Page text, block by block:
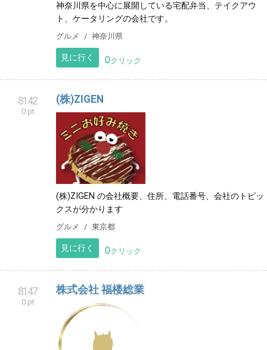
神奈川県を中心に展開している宅配弁当、テイクアウ
ト、ケータリングの会社です。
グルメ 神奈川県
見に行く 0クリック
8142
0 pt
(株)ZIGEN
(株)ZIGEN の会社概要、住所、電話番号、会社のトピッ
クスが分かります
グルメ 東京都
見に行く 0クリック
8147
0 pt
株式会社 福楼総業